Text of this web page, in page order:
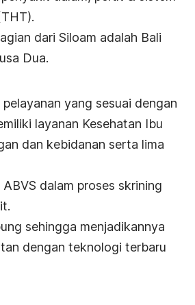
dari Siloam adalah Bali
Dua.
yang sesuai dengan
layanan Kesehatan Ibu
dan kebidanan serta lima
dalam proses skrining
sehingga menjadikannya
dengan teknologi terbaru